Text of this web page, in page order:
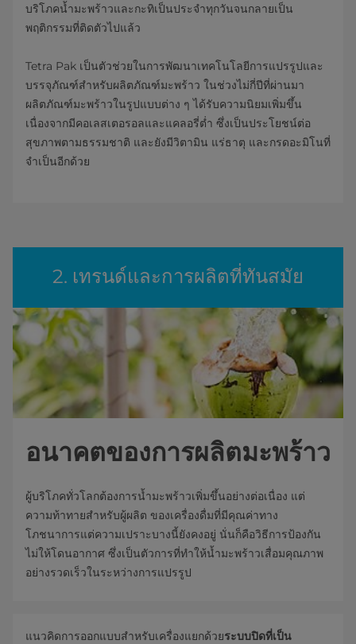
บริโภคน้ำมะพร้าวและกะทิเป็นประจำทุกวันจนกลายเป็น
พฤติกรรมที่ติดตัวไปแล้ว
Tetra Pak เป็นตัวช่วยในการพัฒนาเทคโนโลยีการแปรรูปและ
บรรจุภัณฑ์สำหรับผลิตภัณฑ์มะพร้าว ในช่วงไม่กี่ปีที่ผ่านมา
ผลิตภัณฑ์มะพร้าวในรูปแบบต่าง ๆ ได้รับความนิยมเพิ่มขึ้น
เนื่องจากมีคอเลสเตอรอลและแคลอรี่ต่ำ ซึ่งเป็นประโยชน์ต่อ
สุขภาพตามธรรมชาติ และยังมีวิตามิน แร่ธาตุ และกรดอะมิโนที่
จำเป็นอีกด้วย
2. เทรนด์และการผลิตที่ทันสมัย
อนาคตของการผลิตมะพร้าว
ผู้บริโภคทั่วโลกต้องการน้ำมะพร้าวเพิ่มขึ้นอย่างต่อเนื่อง แต่
ความท้าทายสำหรับผู้ผลิต ของเครื่องดื่มที่มีคุณค่าทาง
โภชนาการแต่ความเปราะบางนี้ยังคงอยู่ นั่นก็คือวิธีการป้องกัน
ไม่ให้โดนอากาศ ซึ่งเป็นตัวการที่ทำให้น้ำมะพร้าวเสื่อมคุณภาพ
อย่างรวดเร็วในระหว่างการแปรรูป
แนวคิดการออกแบบสำหรับเครื่องแยกด้วยระบบปิดที่เป็น